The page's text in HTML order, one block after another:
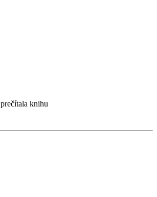
prečítala knihu